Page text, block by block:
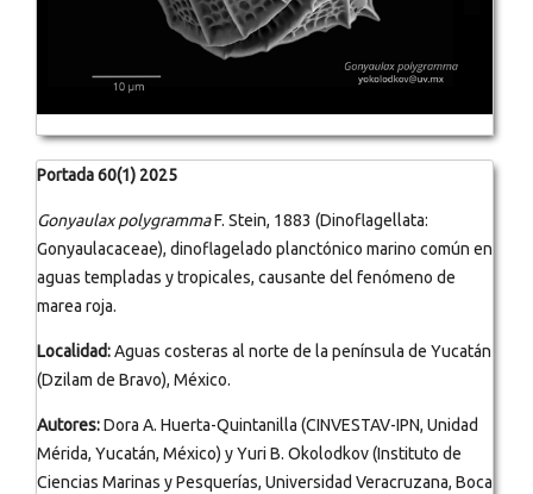
Portada 60(1) 2025
Gonyaulax polygrammaF. Stein, 1883 (Dinoflagellata:
Gonyaulacaceae), dinoflagelado planctónico marino común en
aguas templadas y tropicales, causante del fenómeno de
marea roja.
Localidad:Aguas costeras al norte de la península de Yucatán
(Dzilam de Bravo), México.
Autores:Dora A. Huerta-Quintanilla (CINVESTAV-IPN, Unidad
Mérida, Yucatán, México) y Yuri B. Okolodkov (Instituto de
Ciencias Marinas y Pesquerías, Universidad Veracruzana, Boca